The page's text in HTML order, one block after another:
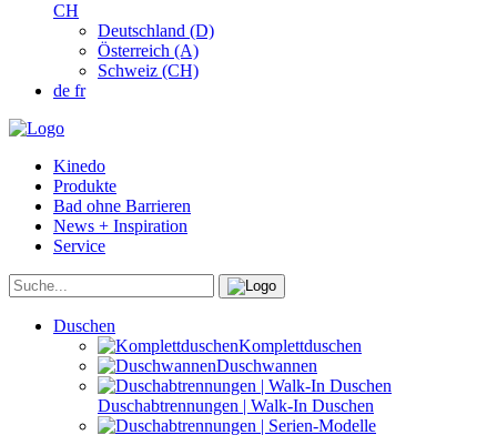
CH
Deutschland (D)
Österreich (A)
Schweiz (CH)
de fr
Kinedo
Produkte
Bad ohne Barrieren
News + Inspiration
Service
Duschen
Komplettduschen
Duschwannen
Duschabtrennungen | Walk-In Duschen